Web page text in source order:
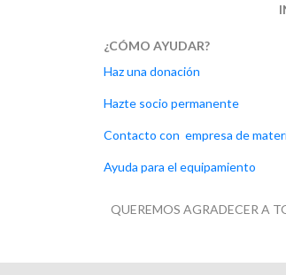
¿CÓMO AYUDAR?
Haz una donación
Hazte socio permanente
Contacto con empresa de
Ayuda para el equipamiento
QUEREMOS AGRADECER A